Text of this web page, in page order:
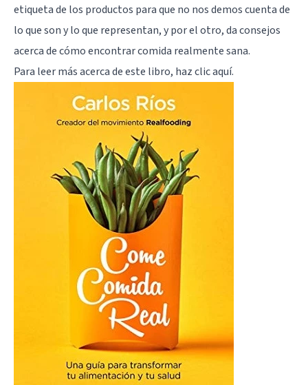
etiqueta de los productos para que no nos demos cuenta de
lo que son y lo que representan, y por el otro, da consejos
acerca de cómo encontrar comida realmente sana.
Para leer más acerca de este libro, haz clic aquí.